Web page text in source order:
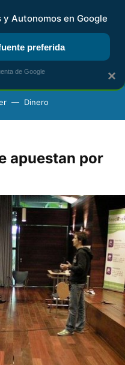
KIT DIGITAL RENTA
Dinero
apuestan por
×
Autonomos en Google
preferida
de Google